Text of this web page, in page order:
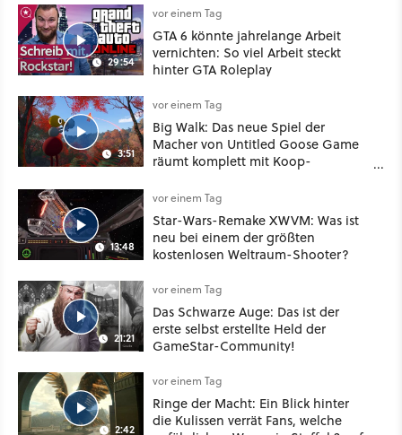
Mass Effect
29:54
vor einem Tag
GTA 6 könnte jahrelange Arbeit
vernichten: So viel Arbeit steckt
hinter GTA Roleplay
3:51
vor einem Tag
Big Walk: Das neue Spiel der
Macher von Untitled Goose Game
räumt komplett mit Koop-
13:48
vor einem Tag
Star-Wars-Remake XWVM: Was ist
neu bei einem der größten
kostenlosen Weltraum-Shooter?
21:21
vor einem Tag
Das Schwarze Auge: Das ist der
erste selbst erstellte Held der
GameStar-Community!
2:42
vor einem Tag
Ringe der Macht: Ein Blick hinter
die Kulissen verrät Fans, welche